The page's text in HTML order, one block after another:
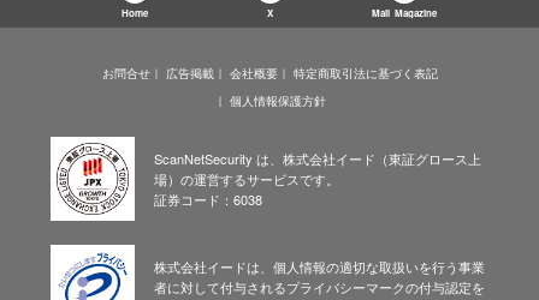
Home X Mail Magazine
お問合せ 広告掲載 会社概要
特定商取引法に基づく表記
個人情報保護方針
ScanNetSecurity は、株式会社イード（東証グロース上
場）の運営するサービスです。
証券コード：6038
株式会社イードは、個人情報の適切な取扱いを行う事業
者に対して付与されるプライバシーマークの付与認定を